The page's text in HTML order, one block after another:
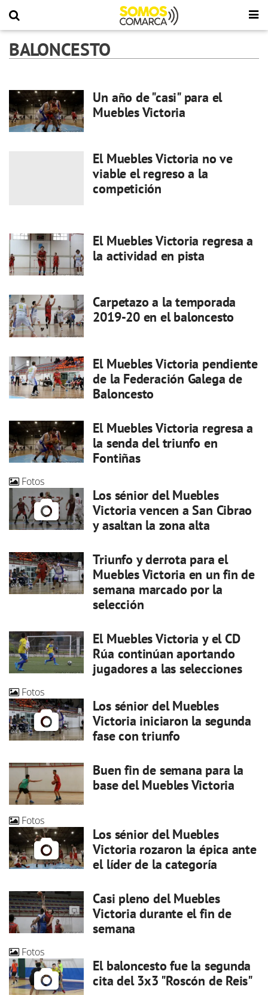
BALONCESTO
Un año de "casi" para el
Muebles Victoria
El Muebles Victoria no ve
viable el regreso a la
competición
El Muebles Victoria regresa a
la actividad en pista
Carpetazo a la temporada
2019-20 en el baloncesto
El Muebles Victoria pendiente
de la Federación Galega de
Baloncesto
El Muebles Victoria regresa a
la senda del triunfo en
Fontiñas
Fotos
Los sénior del Muebles
Victoria vencen a San Cibrao
y asaltan la zona alta
Triunfo y derrota para el
Muebles Victoria en un fin de
semana marcado por la
selección
El Muebles Victoria y el CD
Rúa continúan aportando
jugadores a las selecciones
Fotos
Los sénior del Muebles
Victoria iniciaron la segunda
fase con triunfo
Buen fin de semana para la
base del Muebles Victoria
Fotos
Los sénior del Muebles
Victoria rozaron la épica ante
el líder de la categoría
Casi pleno del Muebles
Victoria durante el fin de
semana
Fotos
El baloncesto fue la segunda
cita del 3x3 "Roscón de Reis"